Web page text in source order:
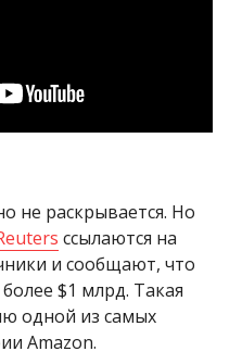
не раскрывается. Но
ссылаются на
и сообщают, что
$1 млрд. Такая
одной из самых
Amazon.